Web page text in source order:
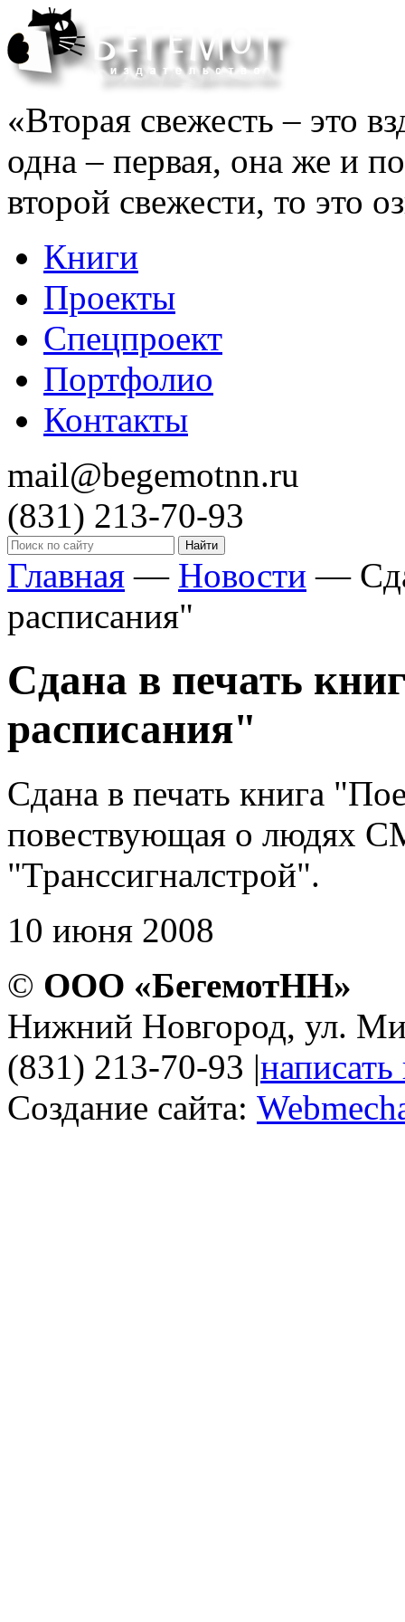
«Вторая свежесть – это
одна – первая, она же и
второй свежести, то это
Книги
Проекты
Спецпроект
Портфолио
Контакты
mail@begemotnn.ru
(831) 213-70-93
Главная — Новости —
расписания"
Сдана в печать
расписания"
Сдана в печать книга
повествующая о людях
"Транссигналстрой".
10 июня 2008
© ООО «БегемотНН»
Нижний Новгород, ул.
(831) 213-70-93 |
Создание сайта: